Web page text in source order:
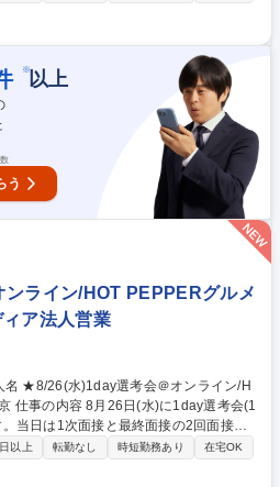
ルメ』の活用提案を中心とした、集客や
せします。市場を広げる「新規顧客開
■変更の範囲：顧客接点
※以上
う
ライン/HOT PEPPERグルメ
ア法人営業
(1
当日は1次面接と最終面接の2回面接予
送りとなる可能性もございます。） 飲
ルメ』の活用提案を中心とした、集客や
以上 転勤なし 時短勤務あり
在宅OK